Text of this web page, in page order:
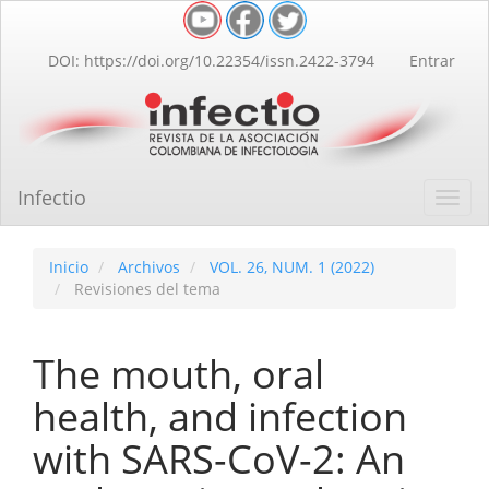
Contenido
principal
lateral
DOI: https://doi.org/10.22354/issn.2422-3794 Entrar
Infectio
Inicio Archivos
VOL. 26, NUM. 1 (2022)
Revisiones del tema
The mouth, oral
health, and infection
with SARS-CoV-2: An